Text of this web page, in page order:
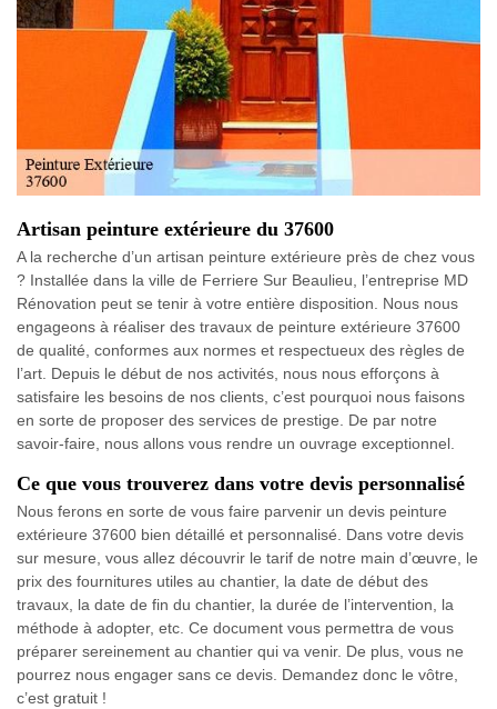
Artisan peinture extérieure du 37600
A la recherche d’un artisan peinture extérieure près de chez vous
? Installée dans la ville de Ferriere Sur Beaulieu, l’entreprise MD
Rénovation peut se tenir à votre entière disposition. Nous nous
engageons à réaliser des travaux de peinture extérieure 37600
de qualité, conformes aux normes et respectueux des règles de
l’art. Depuis le début de nos activités, nous nous efforçons à
satisfaire les besoins de nos clients, c’est pourquoi nous faisons
en sorte de proposer des services de prestige. De par notre
savoir-faire, nous allons vous rendre un ouvrage exceptionnel.
Ce que vous trouverez dans votre devis personnalisé
Nous ferons en sorte de vous faire parvenir un devis peinture
extérieure 37600 bien détaillé et personnalisé. Dans votre devis
sur mesure, vous allez découvrir le tarif de notre main d’œuvre, le
prix des fournitures utiles au chantier, la date de début des
travaux, la date de fin du chantier, la durée de l’intervention, la
méthode à adopter, etc. Ce document vous permettra de vous
préparer sereinement au chantier qui va venir. De plus, vous ne
pourrez nous engager sans ce devis. Demandez donc le vôtre,
c’est gratuit !